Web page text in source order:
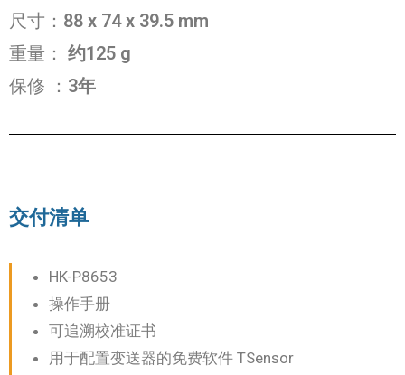
尺寸： 88 x 74 x 39.5 mm
重量： 约125 g
保修 ： 3年
交付清单
HK-P8653
操作手册
可追溯校准证书
用于配置变送器的免费软件 TSensor